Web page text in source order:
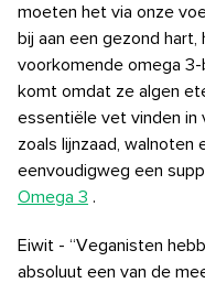
moeten het via onze
​​bij aan een gezond
voorkomende omega
komt omdat ze algen
essentiële vet vinden in
zoals lijnzaad,
eenvoudigweg een
Omega 3 .
Eiwit - “Veganisten
absoluut een van de